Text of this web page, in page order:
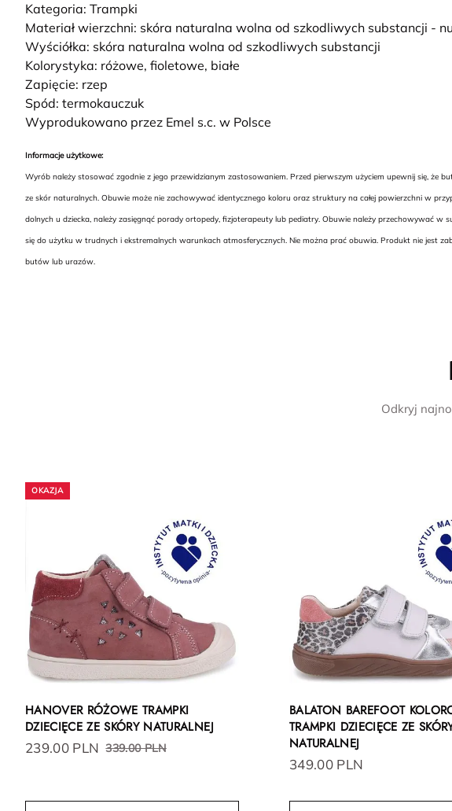
Kategoria: Trampki
Materiał wierzchni: skóra naturalna wolna od szkodliwych substancji -
Wyściółka: skóra naturalna wolna od szkodliwych substancji
Kolorystyka: różowe, fioletowe, białe
Zapięcie: rzep
Spód: termokauczuk
Wyprodukowano przez Emel s.c. w Polsce
Informacje użytkowe:
Wyrób należy stosować zgodnie z jego przewidzianym zastosowaniem. Przed pierwszym użyciem upewnij się, że
ze skór naturalnych. Obuwie może nie zachowywać identycznego koloru oraz struktury na całej powierzchni w
dolnych u dziecka, należy zasięgnąć porady ortopedy, fizjoterapeuty lub pediatry. Obuwie należy przechowywać w
się do użytku w trudnych i ekstremalnych warunkach atmosferycznych. Nie można prać obuwia. Produkt nie jest
butów lub urazów.
Odkryj
HANOVER RÓŻOWE TRAMPKI
DZIECIĘCE ZE SKÓRY NATURALNEJ
239.00 PLN 339.00 PLN
BALATON BAREFOOT
TRAMPKI DZIECIĘCE ZE
NATURALNEJ
349.00 PLN